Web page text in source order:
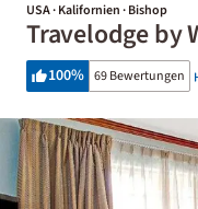
USA · Kalifornien · Bishop
Travelodge by
100% 69 Bewertungen